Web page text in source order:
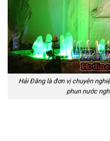
Hải Đăng là đơn vị chuyên
phun nước